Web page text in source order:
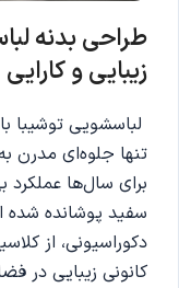
طراحی بدنه
زیبایی و کارایی
لباسشویی توشیبا
تنها جلوه‌ای مدرن
برای سال‌ها
سفید پوشانده شده
دکوراسیونی، از
کانونی زیبایی در